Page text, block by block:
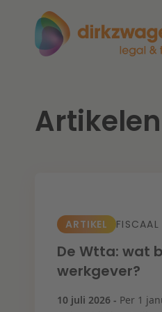
Expertises
Fiscaal
Arbeid & Pensioen
Thema's
Lees meer
Artikelen
ARTIKEL FISCAAL
De Wtta: wat
werkgever?
10 juli 2026 - Per 1